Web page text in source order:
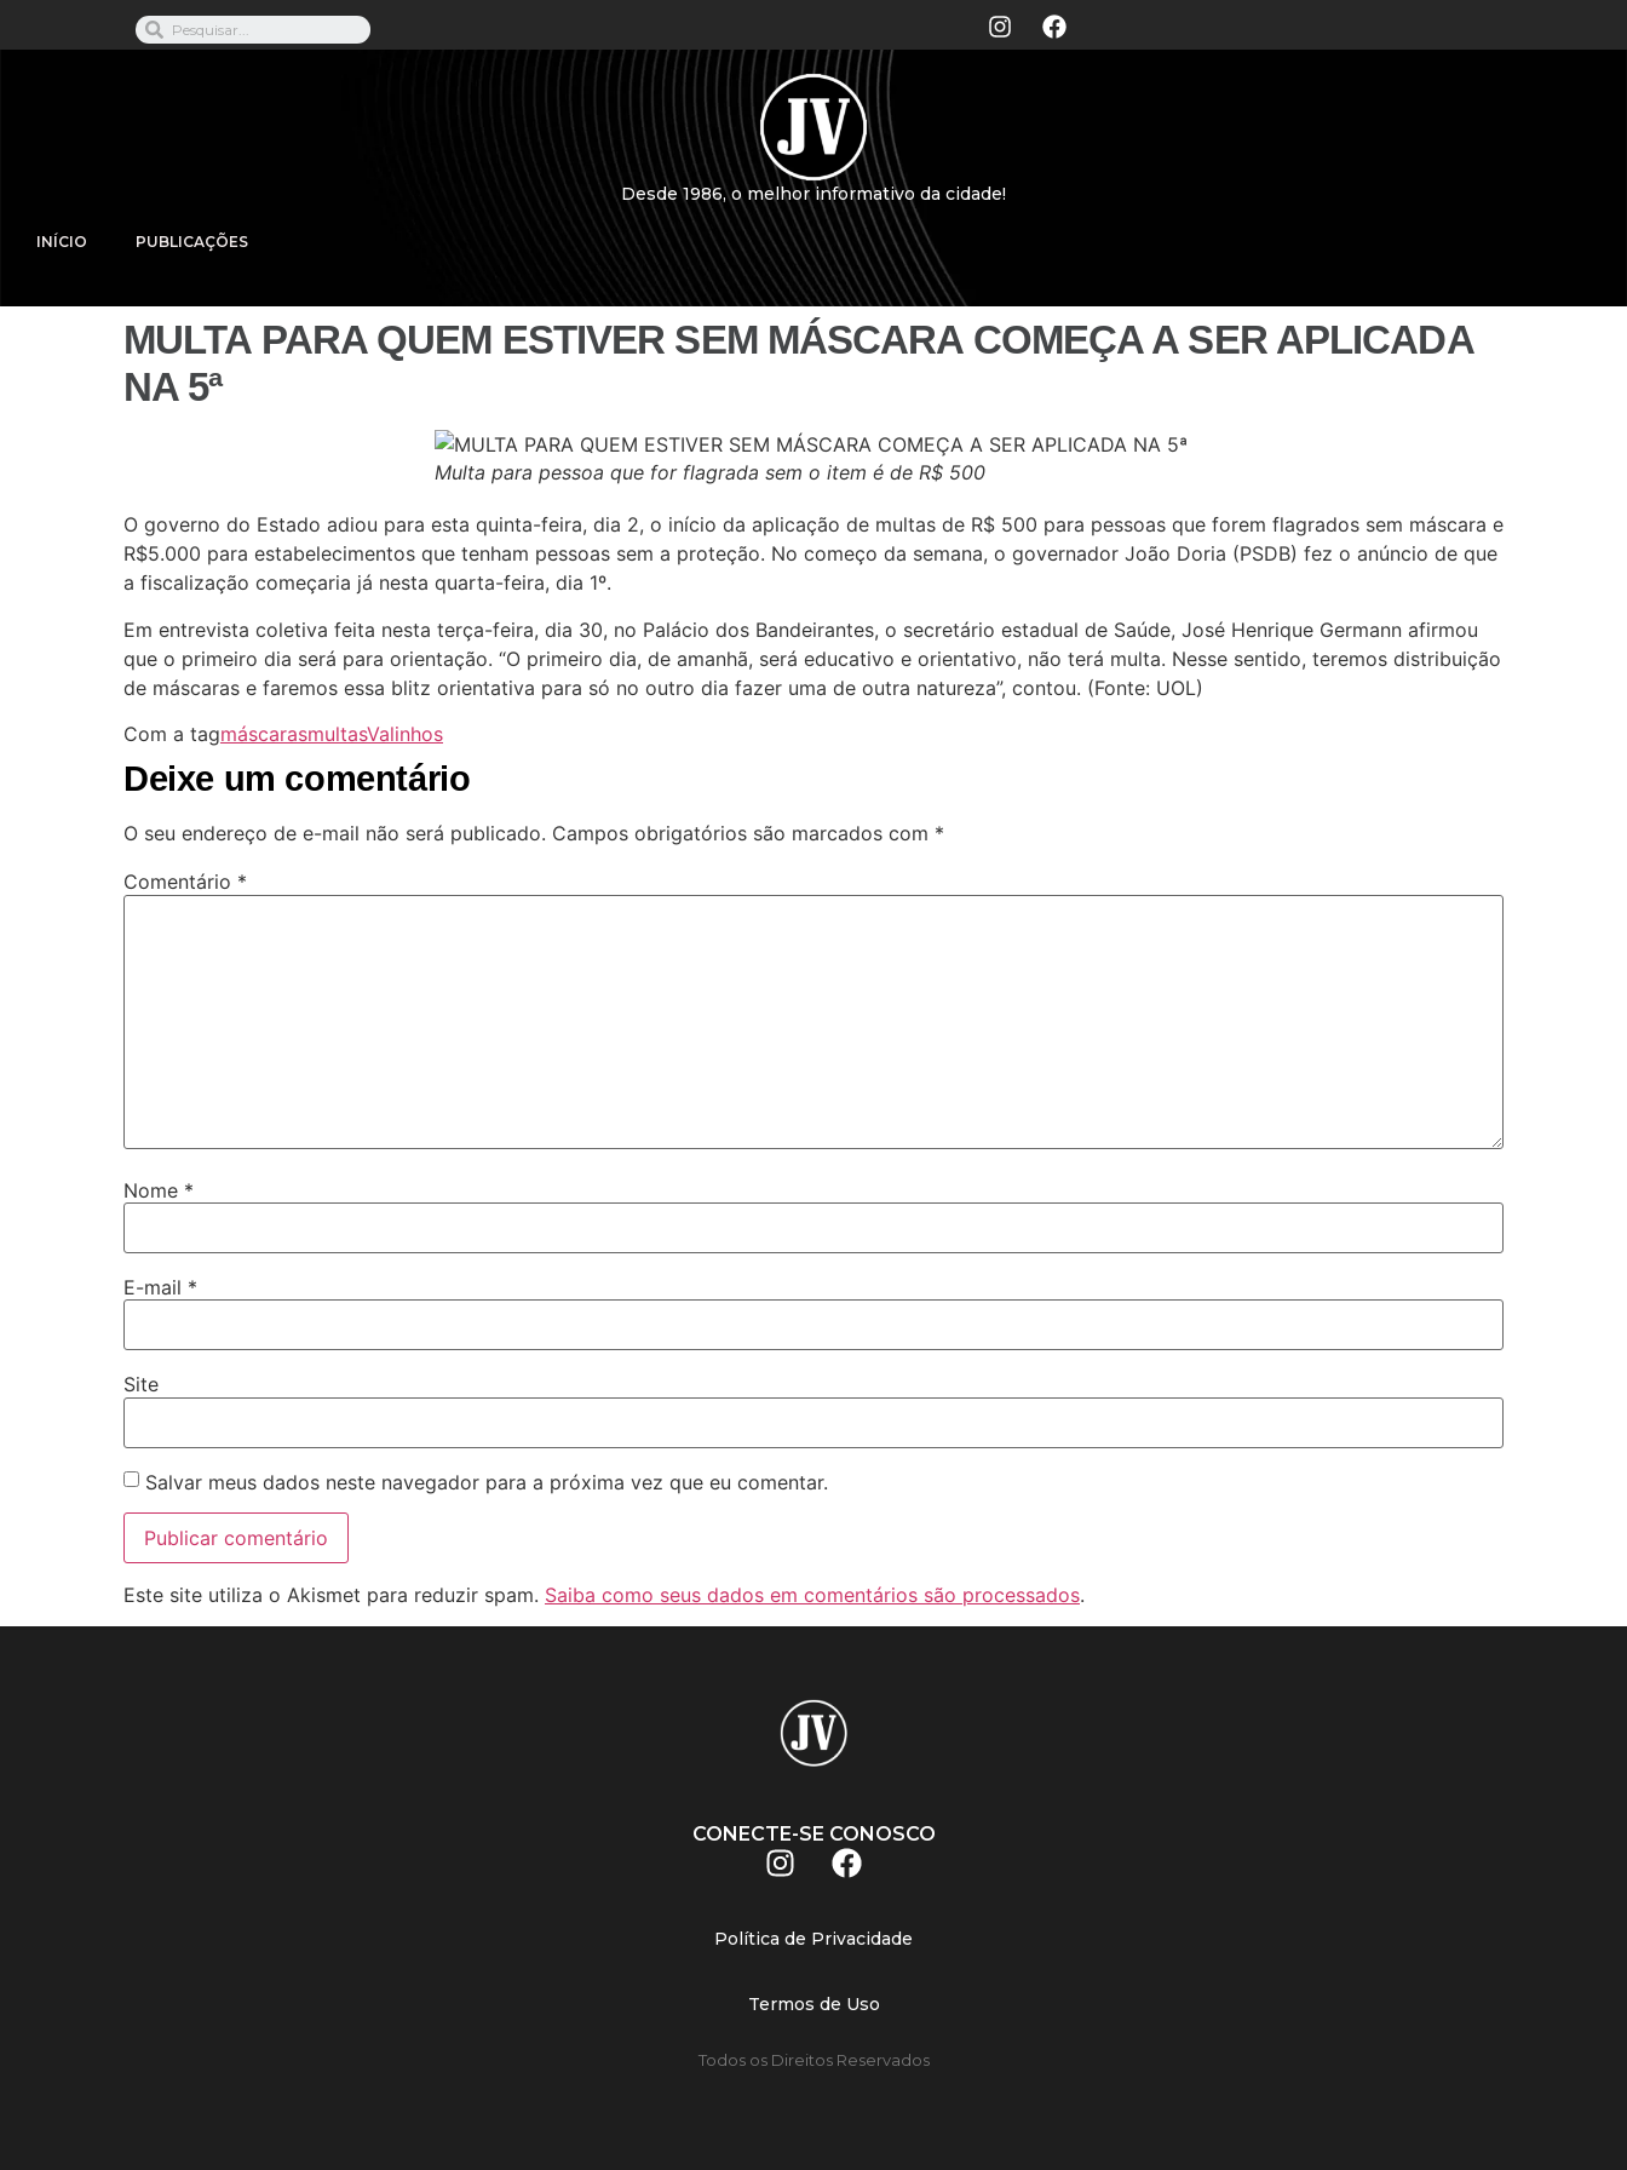
Desde 1986, o melhor informativo da cidade!
INÍCIO PUBLICAÇÕES
MULTA PARA QUEM ESTIVER SEM MÁSCARA COMEÇA A SER APLICADA
NA 5ª
Multa para pessoa que for flagrada sem o item é de R$ 500
O governo do Estado adiou para esta quinta-feira, dia 2, o início da aplicação de multas de R$ 500 para pessoas que forem flagrados sem máscara e
R$5.000 para estabelecimentos que tenham pessoas sem a proteção. No começo da semana, o governador João Doria (PSDB) fez o anúncio de que
a fiscalização começaria já nesta quarta-feira, dia 1º.
Em entrevista coletiva feita nesta terça-feira, dia 30, no Palácio dos Bandeirantes, o secretário estadual de Saúde, José Henrique Germann afirmou
que o primeiro dia será para orientação. “O primeiro dia, de amanhã, será educativo e orientativo, não terá multa. Nesse sentido, teremos distribuição
de máscaras e faremos essa blitz orientativa para só no outro dia fazer uma de outra natureza”, contou. (Fonte: UOL)
Com a tagmáscarasmultasValinhos
Deixe um comentário
O seu endereço de e-mail não será publicado. Campos obrigatórios são marcados com *
Comentário *
Nome *
E-mail *
Site
Salvar meus dados neste navegador para a próxima vez que eu comentar.
Este site utiliza o Akismet para reduzir spam. Saiba como seus dados em comentários são processados.
CONECTE-SE CONOSCO
Política de Privacidade
Termos de Uso
Todos os Direitos Reservados